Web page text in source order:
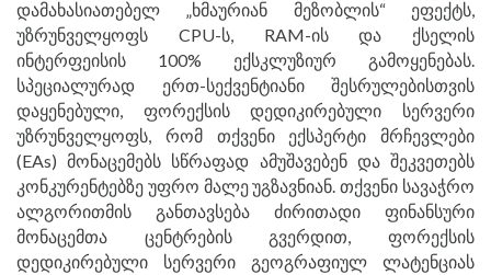
დამახასიათებელ „ხმაურიან მეზობლის“ ეფექტს,
უზრუნველყოფს CPU-ს, RAM-ის და ქსელის
ინტერფეისის 100% ექსკლუზიურ გამოყენებას.
სპეციალურად ერთ-სექვენტიანი შესრულებისთვის
დაყენებული, ფორექსის დედიკირებული სერვერი
უზრუნველყოფს, რომ თქვენი ექსპერტი მრჩევლები
(EAs) მონაცემებს სწრაფად ამუშავებენ და შეკვეთებს
კონკურენტებზე უფრო მალე უგზავნიან. თქვენი სავაჭრო
ალგორითმის განთავსება ძირითადი ფინანსური
მონაცემთა ცენტრების გვერდით, ფორექსის
დედიკირებული სერვერი გეოგრაფიულ ლატენციას